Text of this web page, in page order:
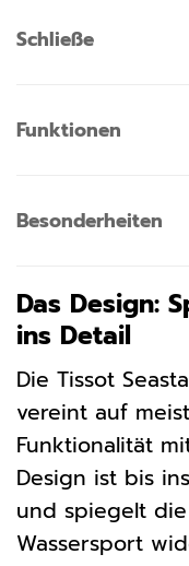
Schließe
Funktionen
Besonderheiten
Das Design:
ins Detail
Die Tissot
vereint auf
Funktionalität
Design ist bis
und spiegelt
Wassersport